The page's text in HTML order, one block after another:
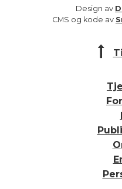
Design av
CMS og kode av